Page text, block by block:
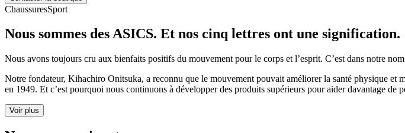
ChaussuresSport
Nous sommes des ASICS. Et nos cinq lettres ont une signification.
Nous avons toujours cru aux bienfaits positifs du mouvement pour le corps et l’esprit. C’est dans notre
Notre fondateur, Kihachiro Onitsuka, a reconnu que le mouvement pouvait améliorer la santé physique et
en 1949. Et c’est pourquoi nous continuons à développer des produits supérieurs pour aider davantage de
Voir plus